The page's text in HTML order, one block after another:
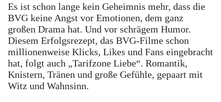
Es ist schon lange kein Geheimnis mehr, dass die
BVG keine Angst vor Emotionen, dem ganz
großen Drama hat. Und vor schrägem Humor.
Diesem Erfolgsrezept, das BVG-Filme schon
millionenweise Klicks, Likes und Fans eingebracht
hat, folgt auch „Tarifzone Liebe“. Romantik,
Knistern, Tränen und große Gefühle, gepaart mit
Witz und Wahnsinn.